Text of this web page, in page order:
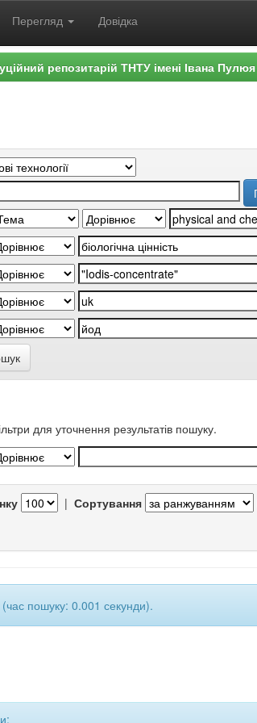
Перегляд Довідка
репозитарій ТНТУ імені Івана Пулюя
для уточнення результатів пошуку.
| Сортування
(час пошуку: 0.001 секунди).